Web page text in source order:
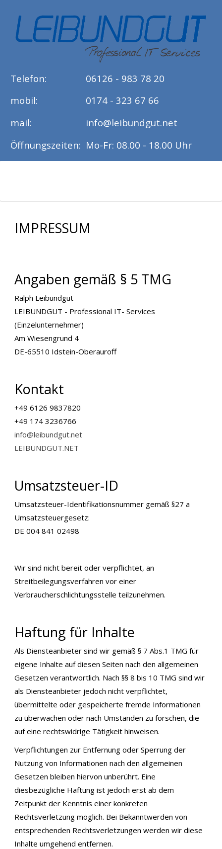
Telefon:
06126 - 983 78 20
mobil:
0174 - 323 67 66
mail:
info@leibundgut.net
Öffnungszeiten: Mo-Fr: 08.00 - 18.00 Uhr
IMPRESSUM
Angaben gemäß § 5 TMG
Ralph Leibundgut
LEIBUNDGUT - Professional IT- Services
(Einzelunternehmer)
Am Wiesengrund 4
DE-65510 Idstein-Oberauroff
Kontakt
+49 6126 9837820
+49 174 3236766
info@leibundgut.net
LEIBUNDGUT.NET
Umsatzsteuer-ID
Umsatzsteuer-Identifikationsnummer gemäß §27 a
Umsatzsteuergesetz:
DE 004 841 02498
Wir sind nicht bereit oder verpflichtet, an
Streitbeilegungsverfahren vor einer
Verbraucherschlichtungsstelle teilzunehmen.
Haftung für Inhalte
Als Diensteanbieter sind wir gemäß § 7 Abs.1 TMG für
eigene Inhalte auf diesen Seiten nach den allgemeinen
Gesetzen verantwortlich. Nach §§ 8 bis 10 TMG sind wir
als Diensteanbieter jedoch nicht verpflichtet,
übermittelte oder gespeicherte fremde Informationen
zu überwachen oder nach Umständen zu forschen, die
auf eine rechtswidrige Tätigkeit hinweisen.
Verpflichtungen zur Entfernung oder Sperrung der
Nutzung von Informationen nach den allgemeinen
Gesetzen bleiben hiervon unberührt. Eine
diesbezügliche Haftung ist jedoch erst ab dem
Zeitpunkt der Kenntnis einer konkreten
Rechtsverletzung möglich. Bei Bekanntwerden von
entsprechenden Rechtsverletzungen werden wir diese
Inhalte umgehend entfernen.